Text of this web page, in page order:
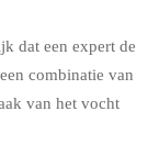
dat een expert de
combinatie van
van het vocht